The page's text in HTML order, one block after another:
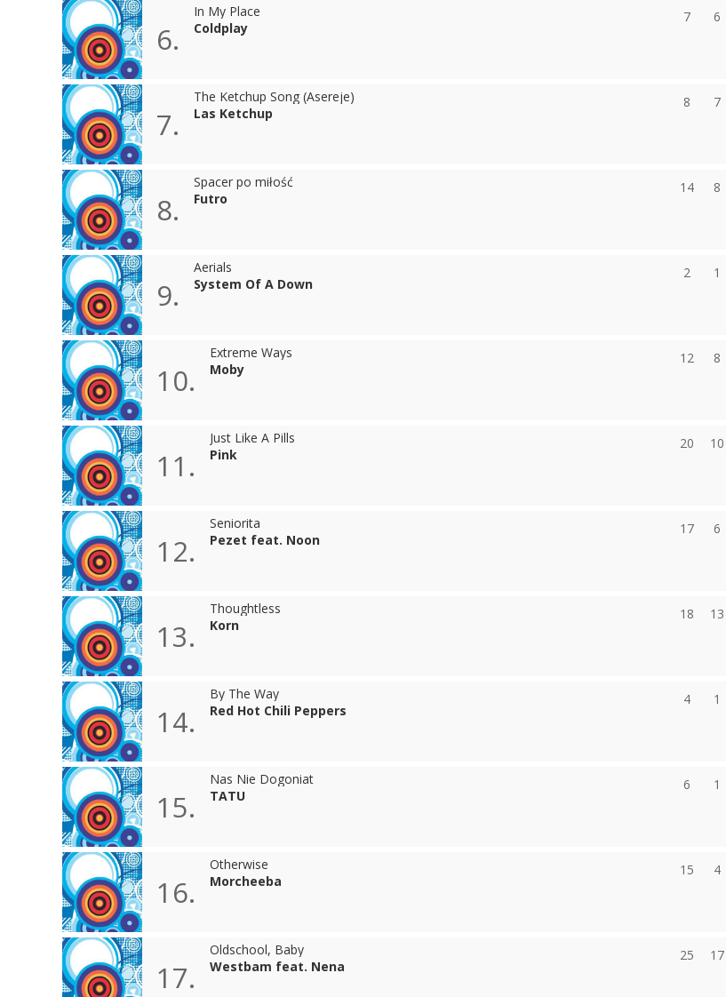
7 6
6.
In My Place
Coldplay
8 7
7.
The Ketchup Song (Asereje)
Las Ketchup
14 8
8.
Spacer po miłość
Futro
2 1
9.
Aerials
System Of A Down
12 8
10.
Extreme Ways
Moby
20 10
11.
Just Like A Pills
Pink
17 6
12.
Seniorita
Pezet feat. Noon
18 13
13.
Thoughtless
Korn
4 1
14.
By The Way
Red Hot Chili Peppers
6 1
15.
Nas Nie Dogoniat
TATU
15 4
16.
Otherwise
Morcheeba
25 17
17.
Oldschool, Baby
Westbam feat. Nena